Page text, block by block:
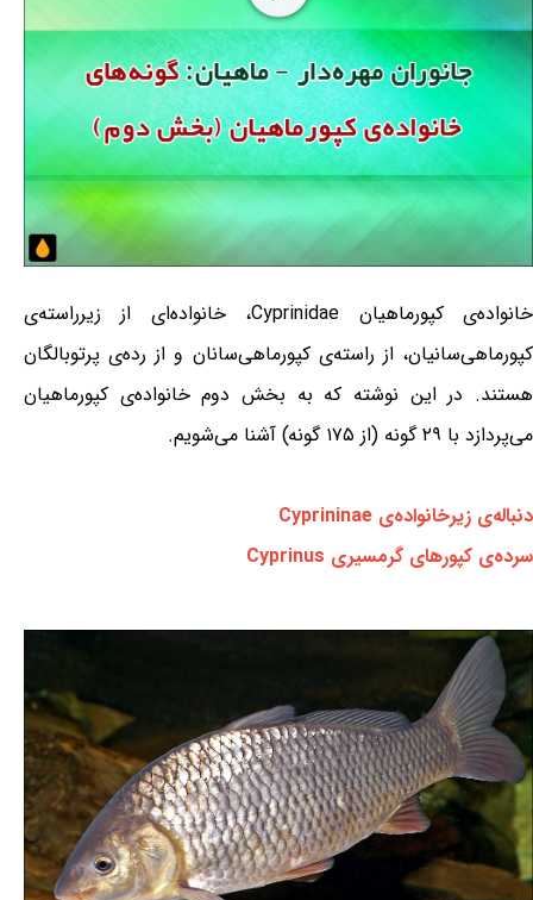
خانواده‌ی کپورماهیان Cyprinidae، خانواده‌ای از زیرراسته‌ی
کپورماهی‌سانیان، از راسته‌ی کپورماهی‌سانان و از رده‌ی پرتوبالگان
هستند. در این نوشته که به بخش دوم خانواده‌ی کپورماهیان
می‌پردازد با ۲۹ گونه (از ۱۷۵ گونه) آشنا می‌شویم.
دنباله‌ی زیرخانواده‌ی Cyprininae
سرده‌ی کپورهای گرمسیری Cyprinus